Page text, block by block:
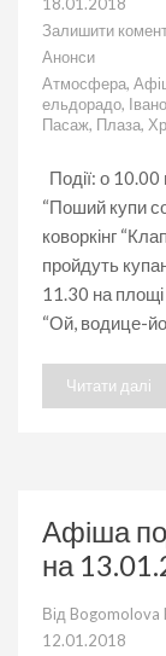
Залишити
до
подій
в
Івано-
на
19.01.2018
Анонси
Атмосфера,
ельдорадо,
Пасаж, Плаза,
Події: о
“Поший купи
коворкінг
пройдуть
11.30 на площі
“Ой, водице-
Читати далі
Афіша
на
Від Bogomolova
12.01.2018